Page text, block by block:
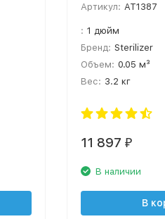
Артикул: AT1387
: 1 дюйм
Бренд: Sterilizer
Объем: 0.05 м³
Вес: 3.2 кг
11 897 ₽
В наличии
В